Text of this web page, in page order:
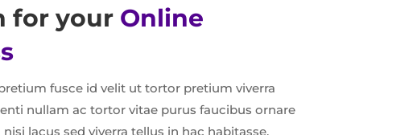
for your Online
fusce id velit ut tortor pretium viverra
nullam ac tortor vitae purus faucibus ornare
lacus sed viverra tellus in hac habitasse.